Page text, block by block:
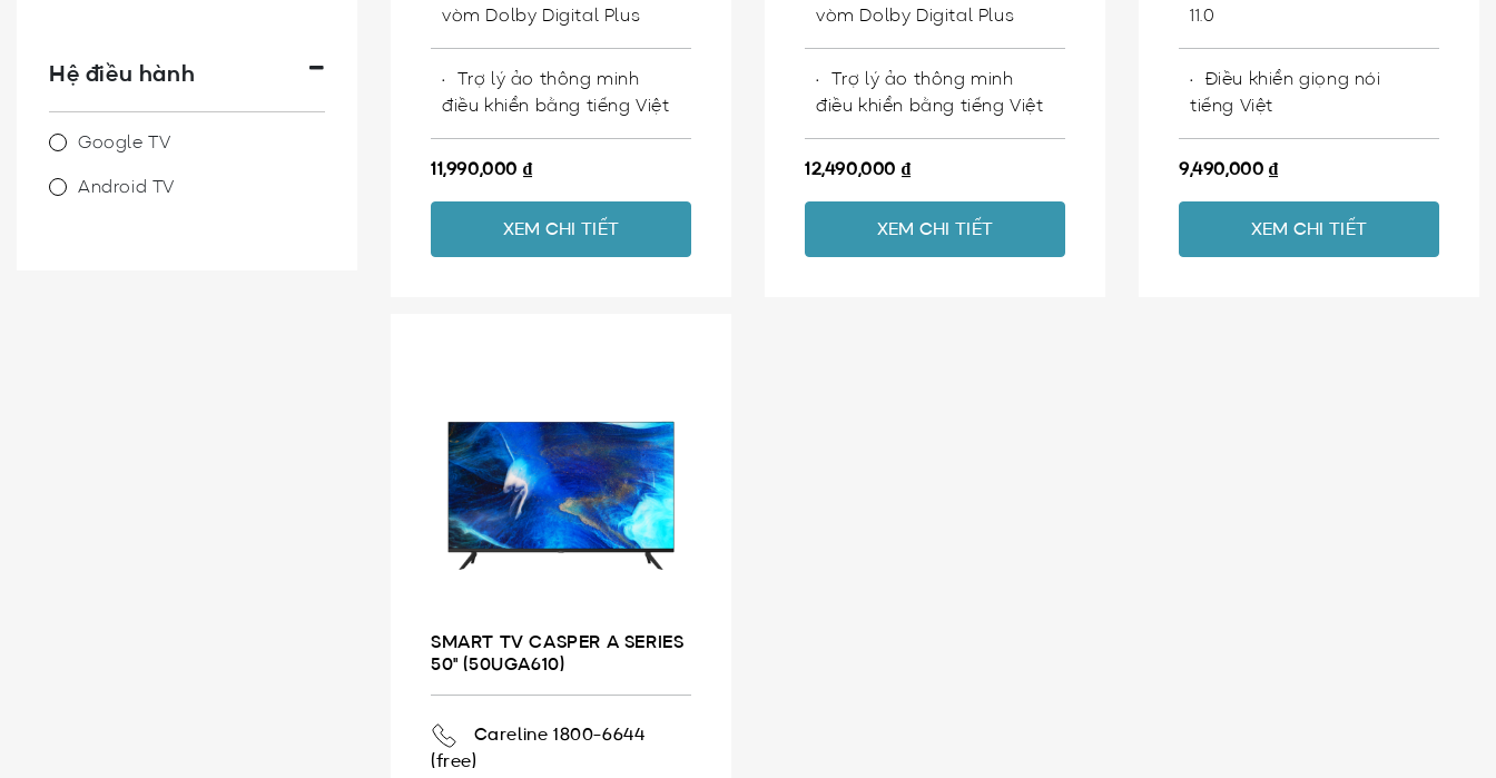
Hệ điều hành
Google TV
Android TV
vòm Dolby Digital Plus
Trợ lý ảo thông minh
điều khiển bằng tiếng Việt
11,990,000 ₫
XEM CHI TIẾT
vòm Dolby Digital Plus
Trợ lý ảo thông minh
điều khiển bằng tiếng Việt
12,490,000 ₫
XEM CHI TIẾT
11.0
Điều khiển giọng nói
tiếng Việt
9,490,000 ₫
XEM CHI TIẾT
SMART TV CASPER A SERIES
50" (50UGA610)
Careline 1800-6644
(free)